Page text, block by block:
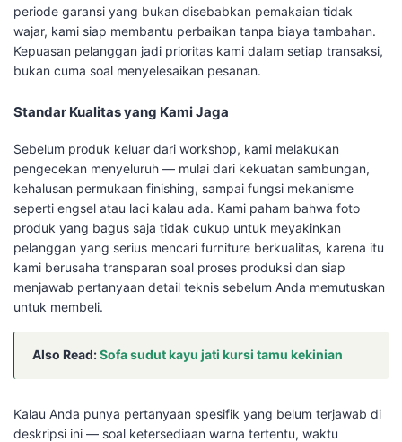
periode garansi yang bukan disebabkan pemakaian tidak
wajar, kami siap membantu perbaikan tanpa biaya tambahan.
Kepuasan pelanggan jadi prioritas kami dalam setiap transaksi,
bukan cuma soal menyelesaikan pesanan.
Standar Kualitas yang Kami Jaga
Sebelum produk keluar dari workshop, kami melakukan
pengecekan menyeluruh — mulai dari kekuatan sambungan,
kehalusan permukaan finishing, sampai fungsi mekanisme
seperti engsel atau laci kalau ada. Kami paham bahwa foto
produk yang bagus saja tidak cukup untuk meyakinkan
pelanggan yang serius mencari furniture berkualitas, karena itu
kami berusaha transparan soal proses produksi dan siap
menjawab pertanyaan detail teknis sebelum Anda memutuskan
untuk membeli.
Also Read:Sofa sudut kayu jati kursi tamu kekinian
Kalau Anda punya pertanyaan spesifik yang belum terjawab di
deskripsi ini — soal ketersediaan warna tertentu, waktu